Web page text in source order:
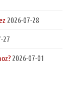
2026-07-28
27
2026-07-01